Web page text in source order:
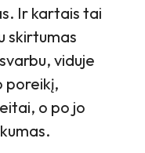
Ir kartais tai
skirtumas
viduje
poreikį,
o po jo